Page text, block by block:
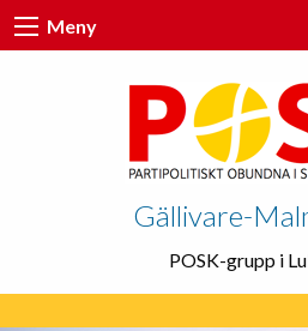
Meny
Gällivare-
POSK-grupp i